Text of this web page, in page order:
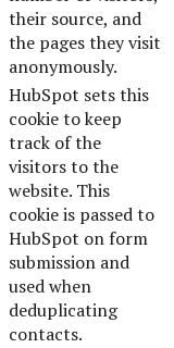
their source, and
the pages they visit
anonymously.
HubSpot sets this
cookie to keep
track of the
visitors to the
website. This
cookie is passed to
HubSpot on form
submission and
used when
deduplicating
contacts.